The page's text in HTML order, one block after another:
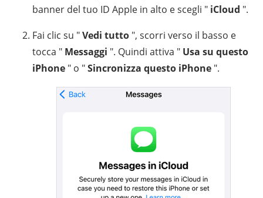
banner del tuo ID Apple in alto e scegli " iCloud ".
Fai clic su "Vedi tutto ", scorri verso il basso e
tocca " Messaggi ". Quindi attiva " Usa su questo
iPhone " o "Sincronizza questo iPhone ".